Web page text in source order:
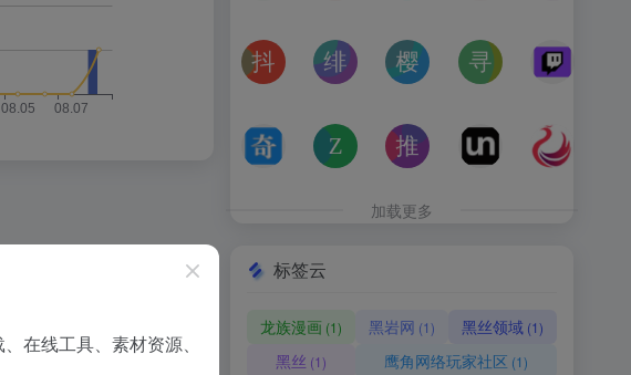
抖音课堂
抖音旗下综合学习平台，覆盖抖音、今日头条、西瓜视
绯月论坛
绯月是一个以动漫、游戏、音乐、绘画等为
樱之空动漫
樱之空动漫是一个专为动漫爱
寻宝天行
完美世界官方授权
奇书网
TXT电子书免费下载,TXT全集下载,小说TXT下载,全本完
Zoom Earth
Zoom Earth风暴追踪器，实时天气和卫星图
推次元
推次元a2cy.com(T站)是以
Unblast – 免费
Unblast是免费设
加载更多
标签云
龙族漫画 (1) 黑岩网 (1) 黑丝领域 (1)
黑丝 (1) 鹰角网络玩家社区 (1)
在线工具、素材资源、